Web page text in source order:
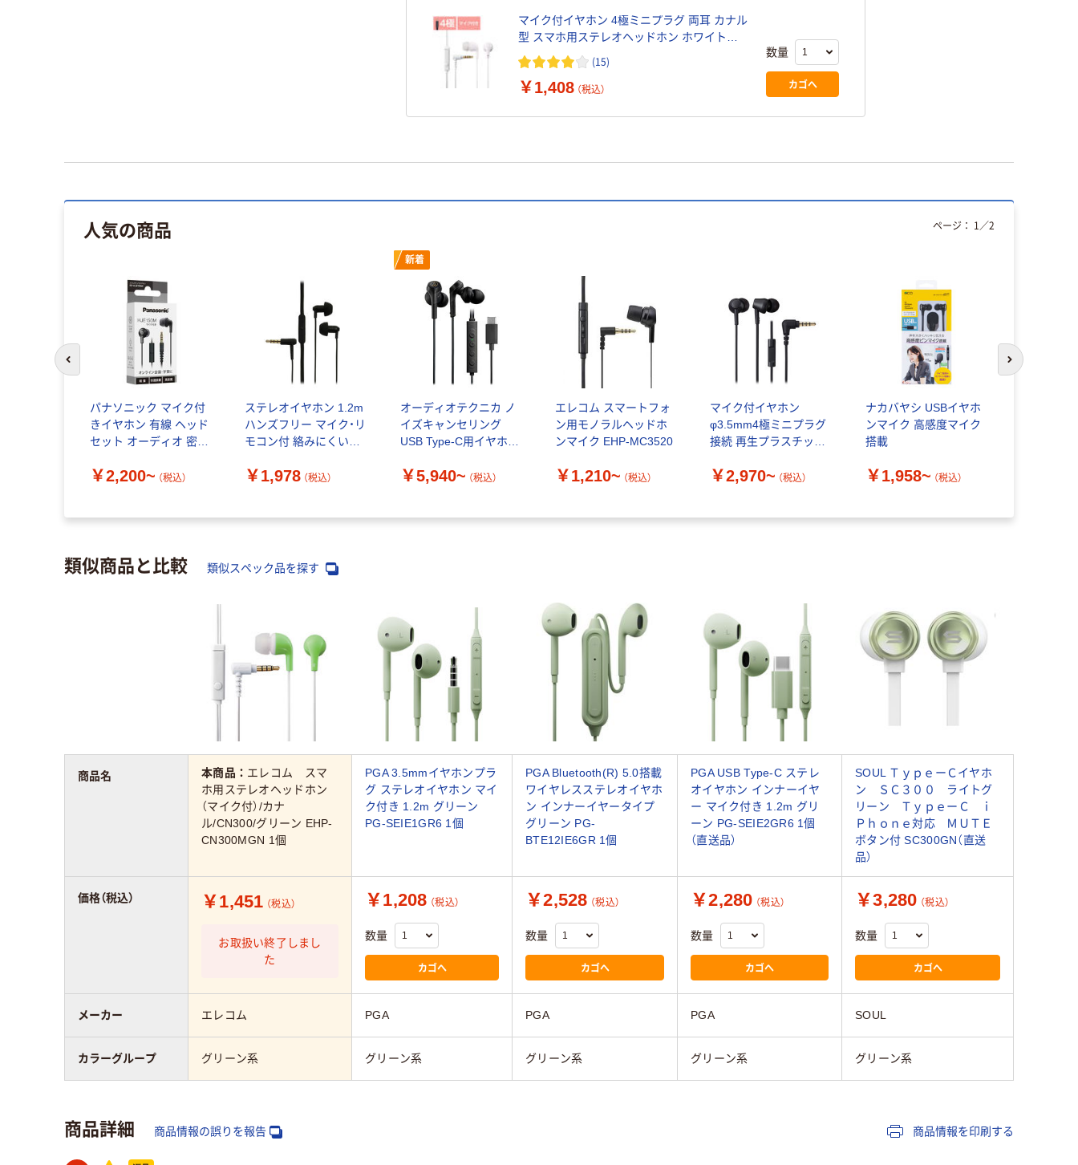
マイク付イヤホン 4極ミニプラグ 両耳 カナル
型 スマホ用ステレオヘッドホン ホワイト
EHP-CN300MWH エレコム 1個
(15)
￥1,408 （税込）
数量
カゴへ
人気の商品
パナソニック マイク付
きイヤホン 有線 ヘッド
セット オーディオ 密閉
オインサイドホン
￥2,200~ （税込）
ステレオイヤホン 1.2m
ハンズフリー マイク・リ
モコン付 絡みにくいフ
ーイヤー ブラック オウ
￥1,978 （税込）
新着
オーディオテクニカ ノ
イズキャンセリング
USB Type-C用イヤホン
￥5,940~ （税込）
エレコム スマートフォ
ン用モノラルヘッドホ
ンマイク EHP-MC3520
￥1,210~ （税込）
マイク付イヤホン
φ3.5mm4極ミニプラグ
接続 再生プラスチック
ーディオテクニカ
￥2,970~ （税込）
ナカバヤシ USBイヤホ
ンマイク 高感度マイク
搭載
￥1,958~ （税込）
ページ： 1 ／2
前のスライドへ 次のスライド
類似商品と比較 類似スペック品を探す
商品名 本商品： エレコム スマ
ホ用ステレオヘッドホン
（マイク付）/カナ
ル/CN300/グリーン EHP-
CN300MGN 1個
PGA 3.5mmイヤホンプラ
グ ステレオイヤホン マイ
ク付き 1.2m グリーン
PG-SEIE1GR6 1個
PGA Bluetooth(R) 5.0搭載
ワイヤレスステレオイヤホ
ン インナーイヤータイプ
グリーン PG-
BTE12IE6GR 1個
PGA USB Type-C ステレ
オイヤホン インナーイヤ
ー マイク付き 1.2m グリ
ーン PG-SEIE2GR6 1個
（直送品）
SOUL ＴｙｐｅーＣイヤホ
ン ＳＣ３００ ライトグ
リーン ＴｙｐｅーＣ ｉ
Ｐｈｏｎｅ対応 ＭＵＴＥ
ボタン付 SC300GN（直送
品）
価格（税込） ￥1,451 （税込）
お取扱い終了しまし
た
￥1,208 （税込）
数量
カゴへ
￥2,528 （税込）
数量
カゴへ
￥2,280 （税込）
数量
カゴへ
￥3,280 （税込）
数量
カゴへ
メーカー エレコム PGA PGA PGA SOUL
カラーグループ グリーン系 グリーン系 グリーン系 グリーン系 グリーン系
商品詳細 商品情報の誤りを報告 商品情報を印刷する